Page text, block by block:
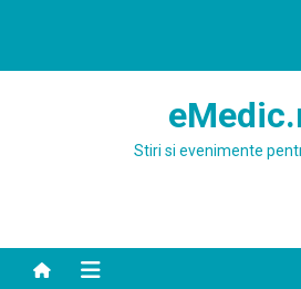
Stiri si evenimente